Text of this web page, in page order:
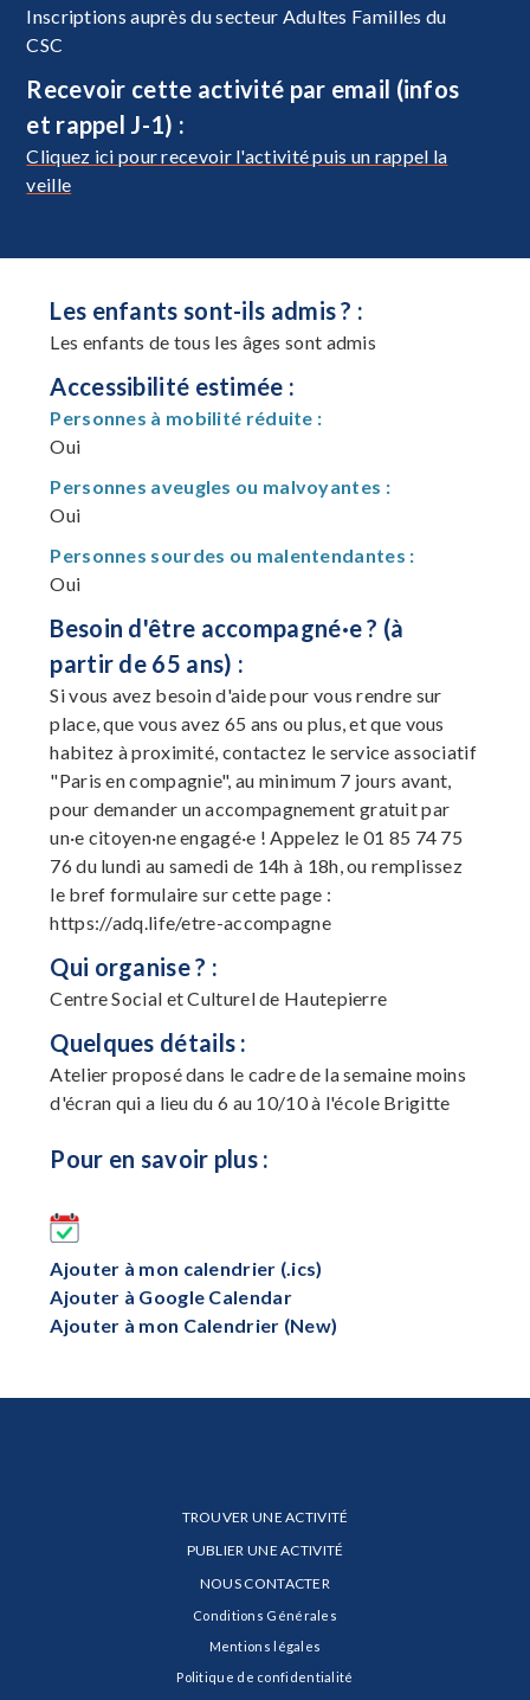
Inscriptions auprès du secteur Adultes Familles du
CSC
Recevoir cette activité par email (infos
et rappel J-1) :
Cliquez ici pour recevoir l'activité puis un rappel la
veille
Les enfants sont-ils admis ? :
Les enfants de tous les âges sont admis
Accessibilité estimée :
Personnes à mobilité réduite :
Oui
Personnes aveugles ou malvoyantes :
Oui
Personnes sourdes ou malentendantes :
Oui
Besoin d'être accompagné·e ? (à
partir de 65 ans) :
Si vous avez besoin d'aide pour vous rendre sur
place, que vous avez 65 ans ou plus, et que vous
habitez à proximité, contactez le service associatif
"Paris en compagnie", au minimum 7 jours avant,
pour demander un accompagnement gratuit par
un·e citoyen·ne engagé·e ! Appelez le 01 85 74 75
76 du lundi au samedi de 14h à 18h, ou remplissez
le bref formulaire sur cette page :
https://adq.life/etre-accompagne
Qui organise ? :
Centre Social et Culturel de Hautepierre
Quelques détails :
Atelier proposé dans le cadre de la semaine moins
d'écran qui a lieu du 6 au 10/10 à l'école Brigitte
Pour en savoir plus :
Ajouter à mon calendrier (.ics)
Ajouter à Google Calendar
Ajouter à mon Calendrier (New)
TROUVER UNE ACTIVITÉ
PUBLIER UNE ACTIVITÉ
NOUS CONTACTER
Conditions Générales
Mentions légales
Politique de confidentialité